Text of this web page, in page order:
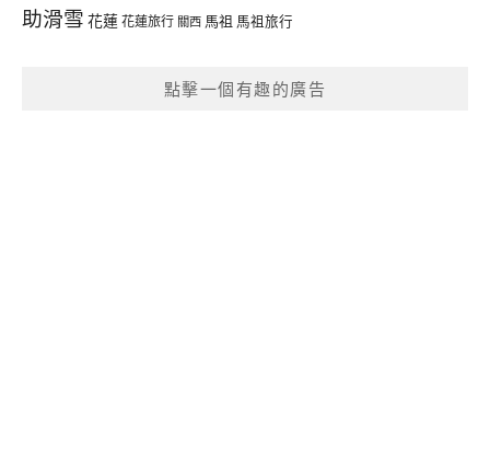
助滑雪 花蓮花蓮旅行 關西 馬祖 馬祖旅行
點擊一個有趣的廣告